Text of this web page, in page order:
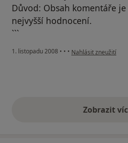
Důvod: Obsah komentáře
nejvyšší hodnocení.
```
1. listopadu 2008 • • • podle názoru
Nahlásit zneužití
Zobrazitvýše